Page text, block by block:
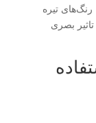
رنگ‌های تیره
بصری